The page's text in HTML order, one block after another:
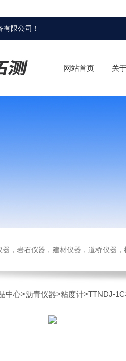
有限公司 ！
网站首页 关
，岩石仪器，建材仪器，道桥仪器，检测
中心>沥青仪器>粘度计>TTNDJ-